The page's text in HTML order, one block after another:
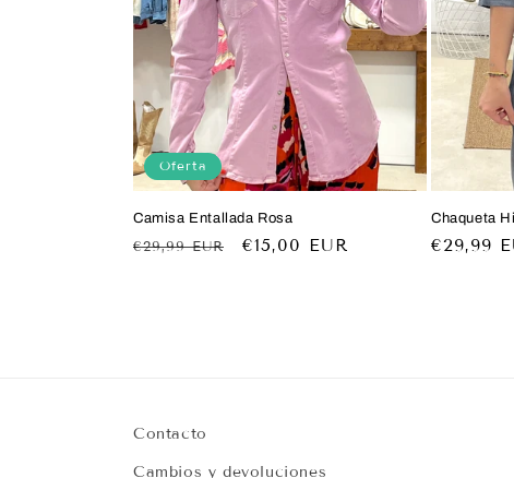
Oferta
Camisa Entallada Rosa
Precio
€29,99 EUR
Precio
€15,00 EUR
Chaqueta
Precio
€29,99
Contacto
Cambios y devoluciones